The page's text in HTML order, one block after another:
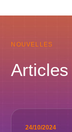
NOUVELLES
Articles
24/10/2024